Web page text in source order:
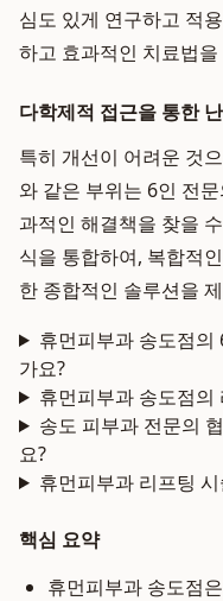
심도 있게 연구하고 적
하고 효과적인 치료법
다학제적 접근을 통한
특히 개선이 어려운 것
와 같은 부위는 6인 전
과적인 해결책을 찾을
식을 통합하여, 복합적
한 종합적인 솔루션을
휴먼피부과 송도점의
가요?
휴먼피부과 송도점의
송도 피부과 전문의
요?
휴먼피부과 리프팅
핵심 요약
휴먼피부과 송도점